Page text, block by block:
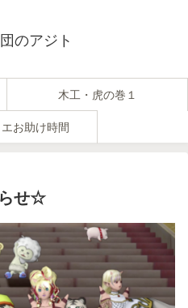
のアジト
木工・虎の巻１
お助け時間
せ☆